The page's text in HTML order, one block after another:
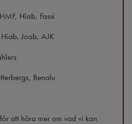
Hiab, Fassi
Joab, AJK
Benalu
att höra mer om vad vi kan